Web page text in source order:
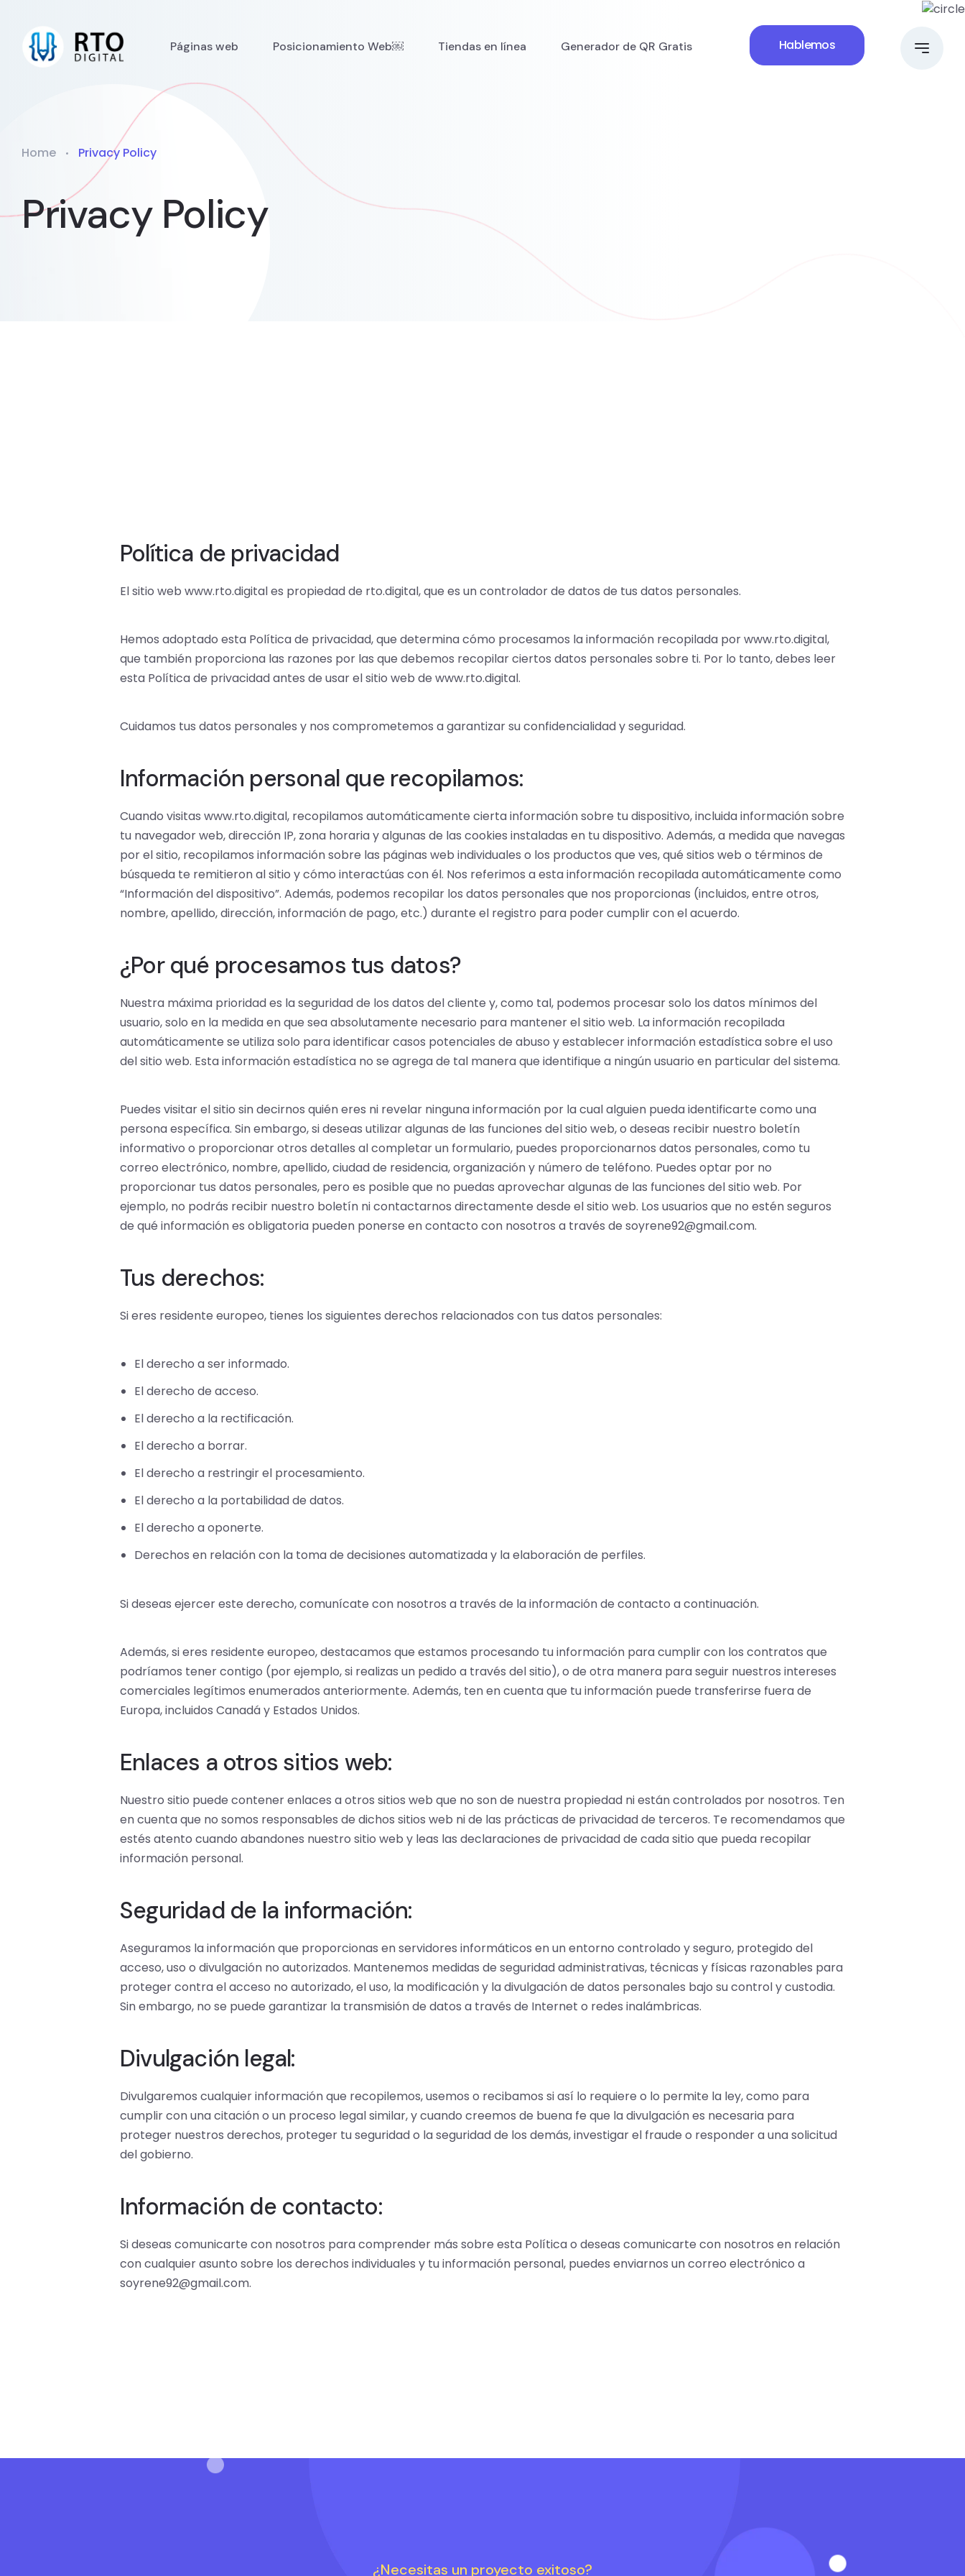
Páginas web Posicionamiento Web￼ Tiendas en línea Generador de QR Gratis Hablemos
Home Privacy Policy
Privacy Policy
Política de privacidad
El sitio web www.rto.digital es propiedad de rto.digital, que es un controlador de datos de tus datos personales.
Hemos adoptado esta Política de privacidad, que determina cómo procesamos la información recopilada por www.rto.digital,
que también proporciona las razones por las que debemos recopilar ciertos datos personales sobre ti. Por lo tanto, debes leer
esta Política de privacidad antes de usar el sitio web de www.rto.digital.
Cuidamos tus datos personales y nos comprometemos a garantizar su confidencialidad y seguridad.
Información personal que recopilamos:
Cuando visitas www.rto.digital, recopilamos automáticamente cierta información sobre tu dispositivo, incluida información sobre
tu navegador web, dirección IP, zona horaria y algunas de las cookies instaladas en tu dispositivo. Además, a medida que navegas
por el sitio, recopilamos información sobre las páginas web individuales o los productos que ves, qué sitios web o términos de
búsqueda te remitieron al sitio y cómo interactúas con él. Nos referimos a esta información recopilada automáticamente como
“Información del dispositivo”. Además, podemos recopilar los datos personales que nos proporcionas (incluidos, entre otros,
nombre, apellido, dirección, información de pago, etc.) durante el registro para poder cumplir con el acuerdo.
¿Por qué procesamos tus datos?
Nuestra máxima prioridad es la seguridad de los datos del cliente y, como tal, podemos procesar solo los datos mínimos del
usuario, solo en la medida en que sea absolutamente necesario para mantener el sitio web. La información recopilada
automáticamente se utiliza solo para identificar casos potenciales de abuso y establecer información estadística sobre el uso
del sitio web. Esta información estadística no se agrega de tal manera que identifique a ningún usuario en particular del sistema.
Puedes visitar el sitio sin decirnos quién eres ni revelar ninguna información por la cual alguien pueda identificarte como una
persona específica. Sin embargo, si deseas utilizar algunas de las funciones del sitio web, o deseas recibir nuestro boletín
informativo o proporcionar otros detalles al completar un formulario, puedes proporcionarnos datos personales, como tu
correo electrónico, nombre, apellido, ciudad de residencia, organización y número de teléfono. Puedes optar por no
proporcionar tus datos personales, pero es posible que no puedas aprovechar algunas de las funciones del sitio web. Por
ejemplo, no podrás recibir nuestro boletín ni contactarnos directamente desde el sitio web. Los usuarios que no estén seguros
de qué información es obligatoria pueden ponerse en contacto con nosotros a través de soyrene92@gmail.com.
Tus derechos:
Si eres residente europeo, tienes los siguientes derechos relacionados con tus datos personales:
El derecho a ser informado.
El derecho de acceso.
El derecho a la rectificación.
El derecho a borrar.
El derecho a restringir el procesamiento.
El derecho a la portabilidad de datos.
El derecho a oponerte.
Derechos en relación con la toma de decisiones automatizada y la elaboración de perfiles.
Si deseas ejercer este derecho, comunícate con nosotros a través de la información de contacto a continuación.
Además, si eres residente europeo, destacamos que estamos procesando tu información para cumplir con los contratos que
podríamos tener contigo (por ejemplo, si realizas un pedido a través del sitio), o de otra manera para seguir nuestros intereses
comerciales legítimos enumerados anteriormente. Además, ten en cuenta que tu información puede transferirse fuera de
Europa, incluidos Canadá y Estados Unidos.
Enlaces a otros sitios web:
Nuestro sitio puede contener enlaces a otros sitios web que no son de nuestra propiedad ni están controlados por nosotros. Ten
en cuenta que no somos responsables de dichos sitios web ni de las prácticas de privacidad de terceros. Te recomendamos que
estés atento cuando abandones nuestro sitio web y leas las declaraciones de privacidad de cada sitio que pueda recopilar
información personal.
Seguridad de la información:
Aseguramos la información que proporcionas en servidores informáticos en un entorno controlado y seguro, protegido del
acceso, uso o divulgación no autorizados. Mantenemos medidas de seguridad administrativas, técnicas y físicas razonables para
proteger contra el acceso no autorizado, el uso, la modificación y la divulgación de datos personales bajo su control y custodia.
Sin embargo, no se puede garantizar la transmisión de datos a través de Internet o redes inalámbricas.
Divulgación legal:
Divulgaremos cualquier información que recopilemos, usemos o recibamos si así lo requiere o lo permite la ley, como para
cumplir con una citación o un proceso legal similar, y cuando creemos de buena fe que la divulgación es necesaria para
proteger nuestros derechos, proteger tu seguridad o la seguridad de los demás, investigar el fraude o responder a una solicitud
del gobierno.
Información de contacto:
Si deseas comunicarte con nosotros para comprender más sobre esta Política o deseas comunicarte con nosotros en relación
con cualquier asunto sobre los derechos individuales y tu información personal, puedes enviarnos un correo electrónico a
soyrene92@gmail.com.
¿Necesitas un proyecto exitoso?